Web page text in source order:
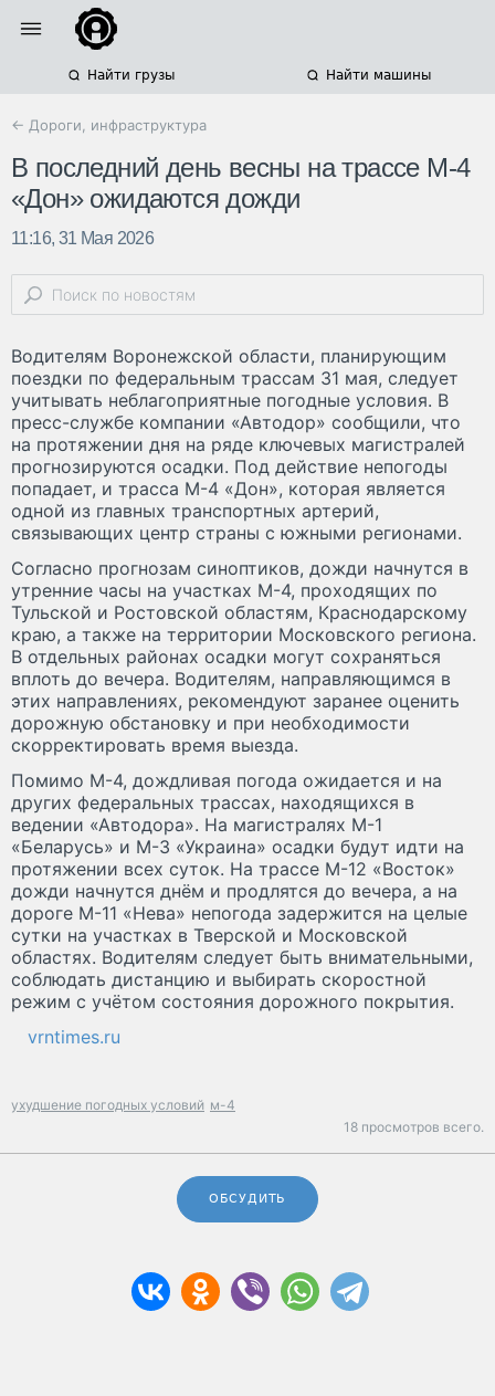
Найти грузы Найти машины
← Дороги, инфраструктура
В последний день весны на трассе М-4
«Дон» ожидаются дожди
11:16, 31 Мая 2026
Водителям Воронежской области, планирующим
поездки по федеральным трассам 31 мая, следует
учитывать неблагоприятные погодные условия. В
пресс-службе компании «Автодор» сообщили, что
на протяжении дня на ряде ключевых магистралей
прогнозируются осадки. Под действие непогоды
попадает, и трасса М-4 «Дон», которая является
одной из главных транспортных артерий,
связывающих центр страны с южными регионами.
Согласно прогнозам синоптиков, дожди начнутся в
утренние часы на участках М-4, проходящих по
Тульской и Ростовской областям, Краснодарскому
краю, а также на территории Московского региона.
В отдельных районах осадки могут сохраняться
вплоть до вечера. Водителям, направляющимся в
этих направлениях, рекомендуют заранее оценить
дорожную обстановку и при необходимости
скорректировать время выезда.
Помимо М-4, дождливая погода ожидается и на
других федеральных трассах, находящихся в
ведении «Автодора». На магистралях М-1
«Беларусь» и М-3 «Украина» осадки будут идти на
протяжении всех суток. На трассе М-12 «Восток»
дожди начнутся днём и продлятся до вечера, а на
дороге М-11 «Нева» непогода задержится на целые
сутки на участках в Тверской и Московской
областях. Водителям следует быть внимательными,
соблюдать дистанцию и выбирать скоростной
режим с учётом состояния дорожного покрытия.
vrntimes.ru
ухудшение погодных условий м-4
18 просмотров всего.
ОБСУДИТЬ